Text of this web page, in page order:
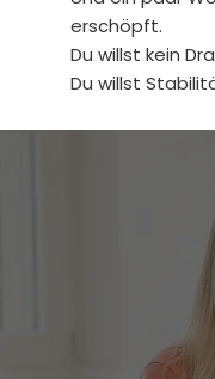
erschöpft.
Du willst kein
Du willst